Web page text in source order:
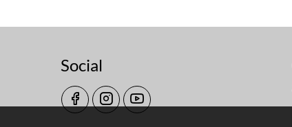
Social